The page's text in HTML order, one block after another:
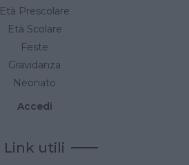
Età Prescolare
Età Scolare
Feste
Gravidanza
Neonato
Accedi
Link utili